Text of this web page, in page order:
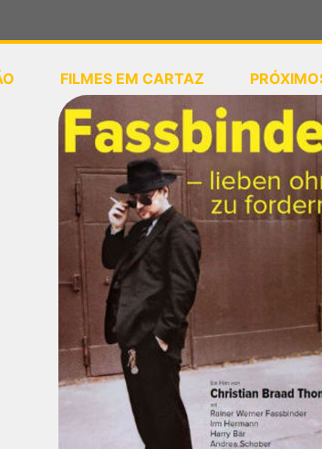
ou selecione sua localização
FILMES EM CARTAZ